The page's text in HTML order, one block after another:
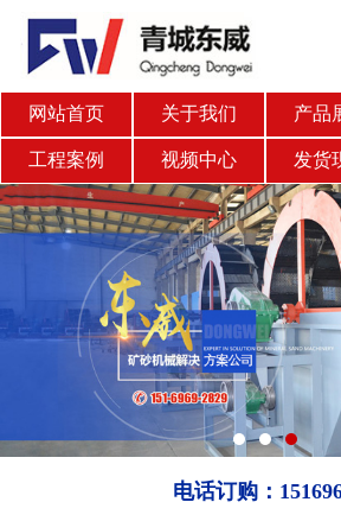
网站首页 关于我们 产品
工程案例 视频中心 发货
电话订购：